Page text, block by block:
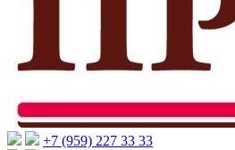
+7 (959) 227 33 33